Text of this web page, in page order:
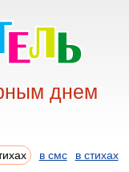
днем
в смс в стихах